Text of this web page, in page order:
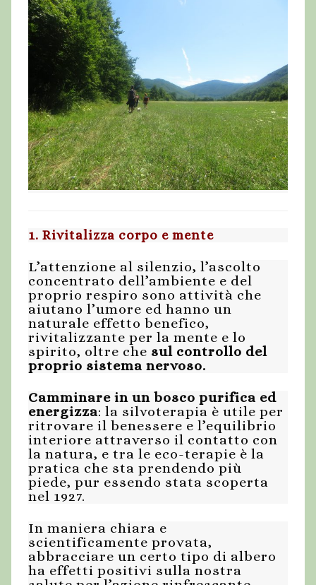
1. Rivitalizza corpo e mente
L’attenzione al silenzio, l’ascolto
concentrato dell’ambiente e del
proprio respiro sono attività che
aiutano l’umore ed hanno un
naturale effetto benefico,
rivitalizzante per la mente e lo
spirito, oltre che sul controllo del
proprio sistema nervoso.
Camminare in un bosco purifica ed
energizza: la silvoterapia è utile per
ritrovare il benessere e l’equilibrio
interiore attraverso il contatto con
la natura, e tra le eco-terapie è la
pratica che sta prendendo più
piede, pur essendo stata scoperta
nel 1927.
In maniera chiara e
scientificamente provata,
abbracciare un certo tipo di albero
ha effetti positivi sulla nostra